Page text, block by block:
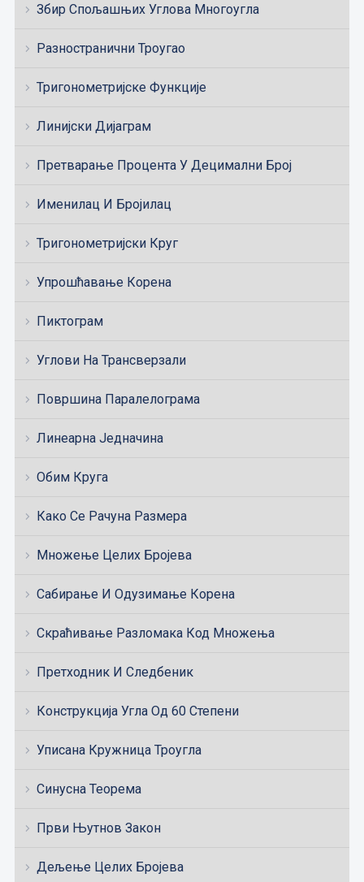
Збир Спољашњих Углова Многоугла
Разностранични Троугао
Тригонометријске Функције
Линијски Дијаграм
Претварање Процента У Децимални Број
Именилац И Бројилац
Тригонометријски Круг
Упрошћавање Корена
Пиктограм
Углови На Трансверзали
Површина Паралелограма
Линеарна Једначина
Обим Круга
Како Се Рачуна Размера
Множење Целих Бројева
Сабирање И Одузимање Корена
Скраћивање Разломака Код Множења
Претходник И Следбеник
Конструкција Угла Од 60 Степени
Уписана Кружница Троугла
Синусна Теорема
Први Њутнов Закон
Дељење Целих Бројева